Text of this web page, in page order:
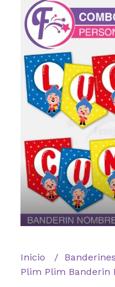
Inicio Banderines
Plim Plim Banderin